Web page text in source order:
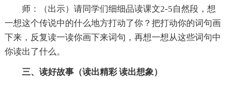
师：（出示）请同学们细细品读课文2-5自然段，想
一想这个传说中的什么地方打动了你？把打动你的词句画
下来，反复读一读你画下来词句，再想一想从这些词句中
你读出了什么。
三、读好故事（读出精彩 读出想象）